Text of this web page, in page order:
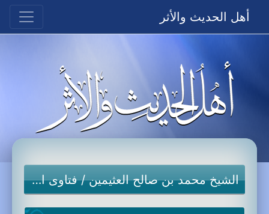
أهل الحديث والأثر
الشيخ محمد بن صالح العثيمين/فتاوى الحرم النبوي